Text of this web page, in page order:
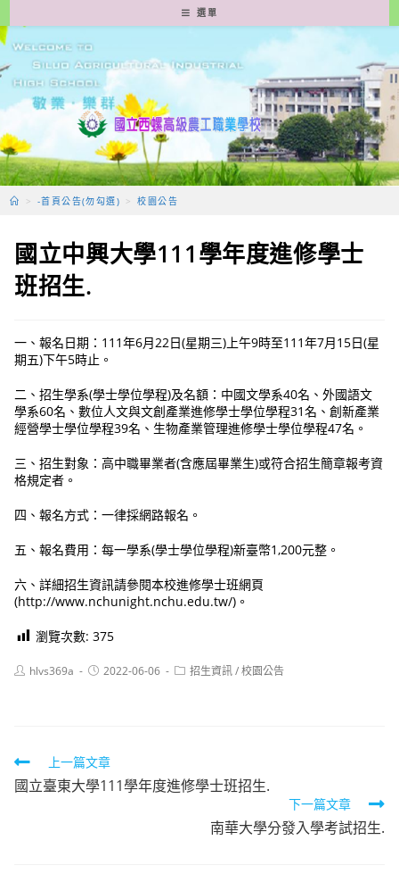
轉
至
要
容
選單
> -首頁公告(勿勾選) > 校園公告
國立中興大學111學年度進修學士
班招生.
一、報名日期：111年6月22日(星期三)上午9時至111年7月15日(星
期五)下午5時止。
二、招生學系(學士學位學程)及名額：中國文學系40名、外國語文
學系60名、數位人文與文創產業進修學士學位學程31名、創新產業
經營學士學位學程39名、生物產業管理進修學士學位學程47名。
三、招生對象：高中職畢業者(含應屆畢業生)或符合招生簡章報考資
格規定者。
四、報名方式：一律採網路報名。
五、報名費用：每一學系(學士學位學程)新臺幣1,200元整。
六、詳細招生資訊請參閱本校進修學士班網頁
(http://www.nchunight.nchu.edu.tw/)。
瀏覽次數: 375
Posthlvs369a
Post2022-06-06
Post招生資訊/校園公告
Read
more
上一篇文章
國立臺東大學111學年度進修學士班招生.
下一篇文章
南華大學分發入學考試招生.